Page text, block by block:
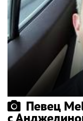
Певец
с